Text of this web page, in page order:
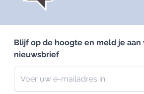
Blijf op de hoogte en meld je aan
nieuwsbrief
Nieuwsbrief
E-mailadres